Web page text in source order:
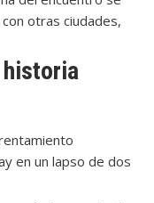
en dos
otras ciudades,
duelo. Finalmente,
por el recinto
desde 2005.
historia
en un lapso de dos